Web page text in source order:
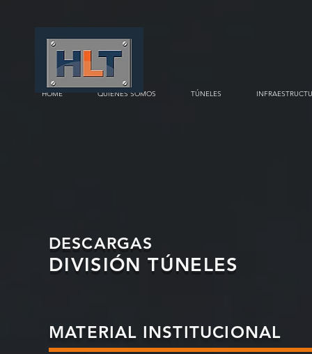
HOME QUIÉNES SOMOS TÚNELES
DESCARGAS
DIVISIÓN TÚNELES
MATERIAL INSTITUCIONAL